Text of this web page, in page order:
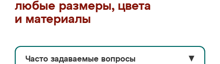
любые размеры, цвета
и материалы
Часто задаваемые вопросы ▼